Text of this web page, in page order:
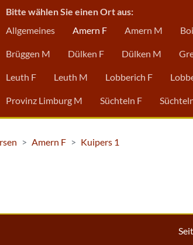
Bitte wählen Sie einen Ort aus:
Allgemeines
Amern F Amern M
Brüggen M Dülken F Dülken M
Leuth F Leuth M Lobberich F
Provinz Limburg M Süchteln F
Amern F Kuipers 1